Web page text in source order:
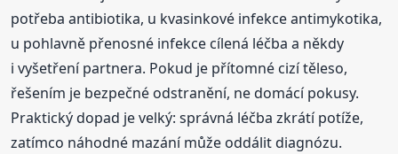
potřeba antibiotika, u kvasinkové infekce antimykotika,
u pohlavně přenosné infekce cílená léčba a někdy
i vyšetření partnera. Pokud je přítomné cizí těleso,
řešením je bezpečné odstranění, ne domácí pokusy.
Praktický dopad je velký: správná léčba zkrátí potíže,
zatímco náhodné mazání může oddálit diagnózu.